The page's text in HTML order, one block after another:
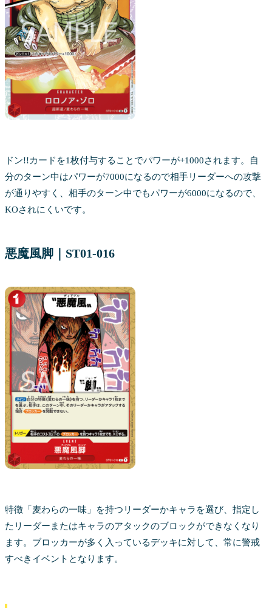
ドン!!カードを1枚付与することでパワーが+1000されます。自
分のターン中はパワーが7000になるので相手リーダーへの攻撃
が通りやすく、相手のターン中でもパワーが6000になるので、
KOされにくいです。
悪魔風脚｜ST01-016
特徴「麦わらの一味」を持つリーダーかキャラを選び、指定し
たリーダーまたはキャラのアタックのブロックができなくなり
ます。ブロッカーが多く入っているデッキに対して、常に警戒
すべきイベントとなります。